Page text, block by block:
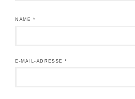
NAME*
E-MAIL-ADRESSE *